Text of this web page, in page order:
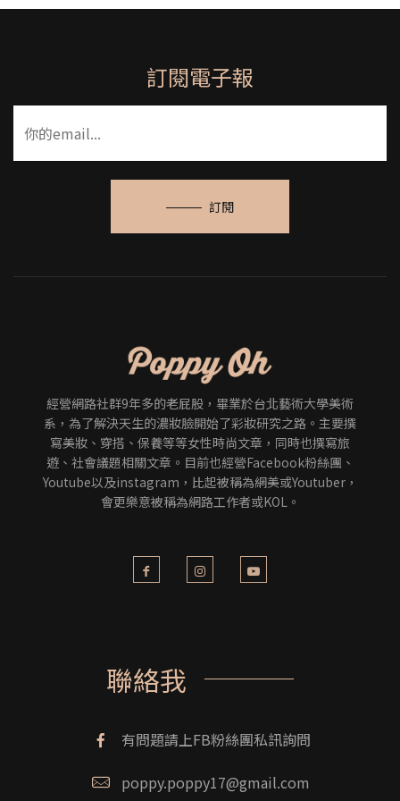
訂閱電子報
訂閱
經營網路社群9年多的老屁股，畢業於台北藝術大學美術
系，為了解決天生的濃妝臉開始了彩妝研究之路。主要撰
寫美妝、穿搭、保養等等女性時尚文章，同時也撰寫旅
遊、社會議題相關文章。目前也經營Facebook粉絲團、
Youtube以及instagram，比起被稱為網美或Youtuber，
會更樂意被稱為網路工作者或KOL。
聯絡我
有問題請上FB粉絲團私訊詢問
poppy.poppy17@gmail.com